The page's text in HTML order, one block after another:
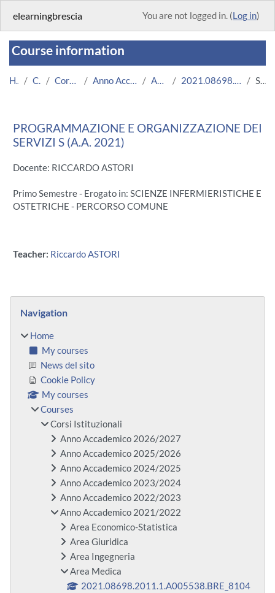
elearningbrescia You are not logged in. (Log in)
Course information
Home Courses Corsi Istituzionali Anno Accademico 2021/2022 Area Medica 2021.08698.2011.1.U11628.N0_8185 Summary
PROGRAMMAZIONE E ORGANIZZAZIONE DEI
SERVIZI S (A.A. 2021)
Docente: RICCARDO ASTORI
Primo Semestre - Erogato in: SCIENZE INFERMIERISTICHE E
OSTETRICHE - PERCORSO COMUNE
Teacher: Riccardo ASTORI
Blocks
Navigation
Home
My courses
News del sito
Cookie Policy
My courses
Courses
Corsi Istituzionali
Anno Accademico 2026/2027
Anno Accademico 2025/2026
Anno Accademico 2024/2025
Anno Accademico 2023/2024
Anno Accademico 2022/2023
Anno Accademico 2021/2022
Area Economico-Statistica
Area Giuridica
Area Ingegneria
Area Medica
2021.08698.2011.1.A005538.BRE_8104